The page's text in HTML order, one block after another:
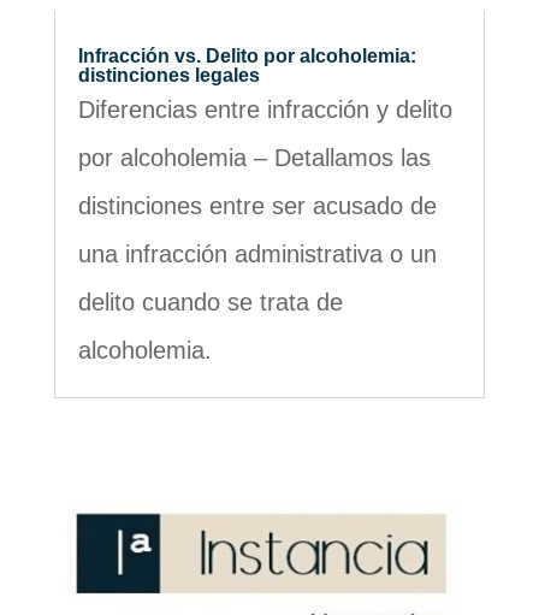
Infracción vs. Delito por alcoholemia:
distinciones legales
Diferencias entre infracción y delito
por alcoholemia – Detallamos las
distinciones entre ser acusado de
una infracción administrativa o un
delito cuando se trata de
alcoholemia.